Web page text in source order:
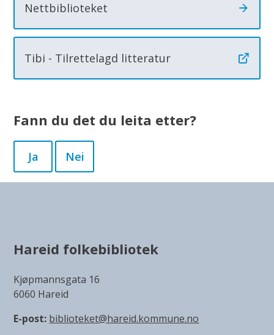
Nettbiblioteket
Tibi - Tilrettelagd litteratur
Fann du det du leita etter?
Ja Nei
Hareid folkebibliotek
Kjøpmannsgata 16
6060 Hareid
E-post: biblioteket@hareid.kommune.no